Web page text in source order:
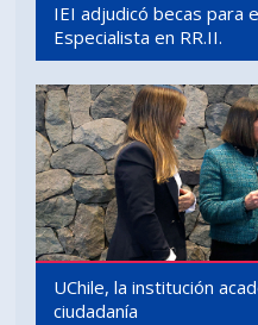
IEI adjudicó becas para
Especialista en RR.II.
UChile, la institución
ciudadanía